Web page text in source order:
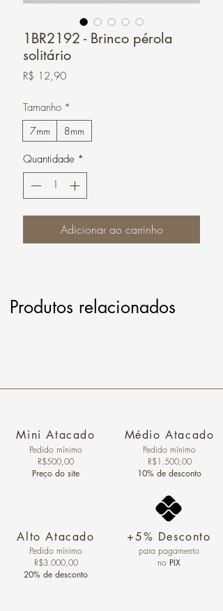
1BR2192 - Brinco pérola
solitário
R$ 12,90Preço
Tamanho *
7mm 8mm
Quantidade *
Adicionar ao carrinho
Produtos relacionados
Mini Atacado
Pedido ​mínimo
R$500,00
Preço do site
Alto Atacado
Pedido mínimo
R$3.000,00
20% de desconto
Médio Atacado
Pedido mínimo
R$1.500,00
10% de desconto
+5% Desconto
para pagamento
no PIX